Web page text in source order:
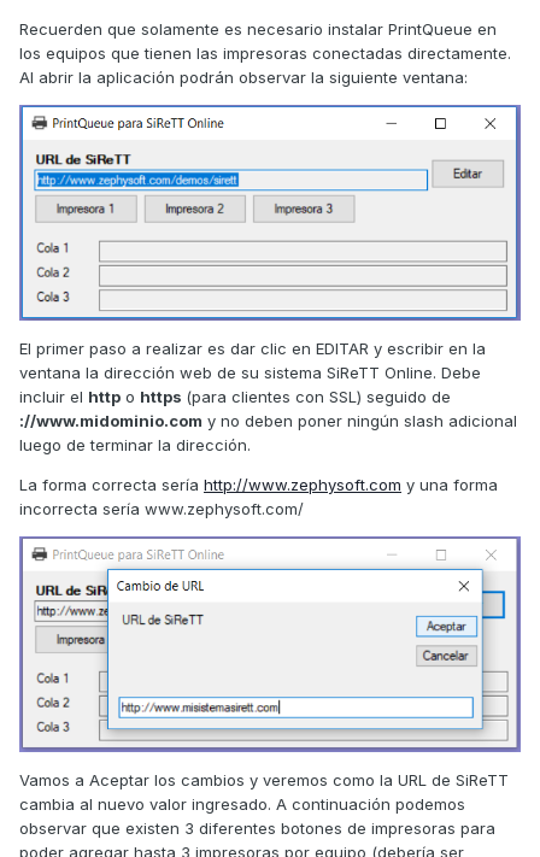
Recuerden que solamente es necesario instalar PrintQueue en
los equipos que tienen las impresoras conectadas directamente.
Al abrir la aplicación podrán observar la siguiente ventana:
El primer paso a realizar es dar clic en EDITAR y escribir en la
ventana la dirección web de su sistema SiReTT Online. Debe
incluir el http o https (para clientes con SSL) seguido de
://www.midominio.com y no deben poner ningún slash adicional
luego de terminar la dirección.
La forma correcta sería http://www.zephysoft.com y una forma
incorrecta sería www.zephysoft.com/
Vamos a Aceptar los cambios y veremos como la URL de SiReTT
cambia al nuevo valor ingresado. A continuación podemos
observar que existen 3 diferentes botones de impresoras para
poder agregar hasta 3 impresoras por equipo (debería ser